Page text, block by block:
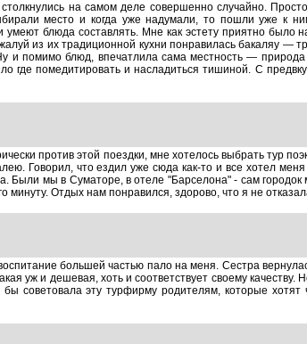
на самом деле совершенно случайно. Просто
место и когда уже надумали, то пошли уже к
умеют блюда составлять. Мне как эстету приятно было
из их традиционной кухни понравилась бакаляу —
и помимо блюд, впечатлила сама местность — природа
где помедитировать и насладиться тишиной. С
против этой поездки, мне хотелось выбрать тур
Говорил, что ездил уже сюда как-то и все хотел
Были мы в Суматоре, в отеле "Барселона" - сам
Отдых нам понравился, здорово, что я не
большей частью пало на меня. Сестра
уж и дешевая, хоть и соответствует своему качеству.
советовала эту турфирму родителям, которые хотят